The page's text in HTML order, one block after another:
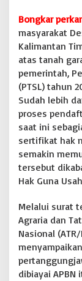
Bongkar
masyarakat
Kalimantan
atas tanah
pemerintah,
(PTSL) tahun
Sudah lebih
proses
saat ini
sertifikat hak
semakin
tersebut
Hak Guna
Melalui surat
Agraria dan
Nasional
dibiayai APBN